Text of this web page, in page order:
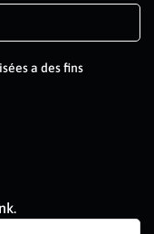
a des fins